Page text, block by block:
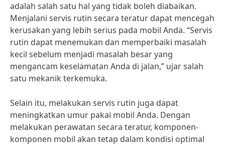
adalah salah satu hal yang tidak boleh diabaikan.
Menjalani servis rutin secara teratur dapat mencegah
kerusakan yang lebih serius pada mobil Anda. “Servis
rutin dapat menemukan dan memperbaiki masalah
kecil sebelum menjadi masalah besar yang
mengancam keselamatan Anda di jalan,” ujar salah
satu mekanik terkemuka.
Selain itu, melakukan servis rutin juga dapat
meningkatkan umur pakai mobil Anda. Dengan
melakukan perawatan secara teratur, komponen-
komponen mobil akan tetap dalam kondisi optimal